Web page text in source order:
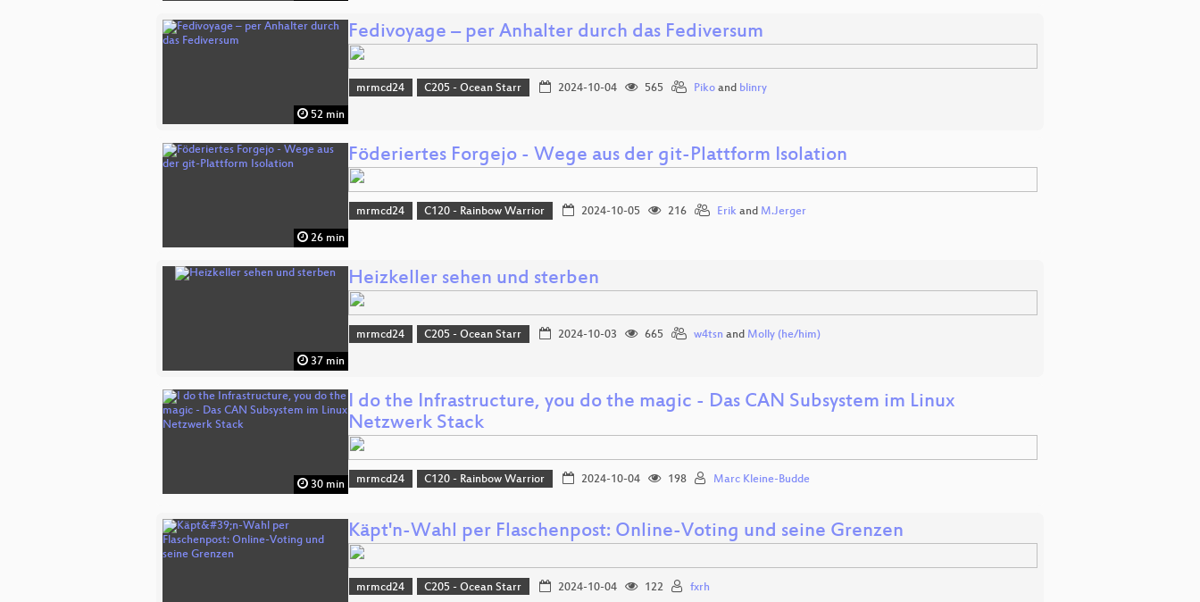
52 min
Fedivoyage – per Anhalter durch das Fediversum
mrmcd24 C205 - Ocean Starr 2024-10-04 565 Pikoand blinry
26 min
Föderiertes Forgejo - Wege aus der git-Plattform Isolation
mrmcd24 C120 - Rainbow Warrior 2024-10-05 216 Erikand M.Jerger
37 min
Heizkeller sehen und sterben
mrmcd24 C205 - Ocean Starr 2024-10-03 665 w4tsn and Molly (he/him)
30 min
I do the Infrastructure, you do the magic - Das CAN Subsystem im Linux
Netzwerk Stack
mrmcd24 C120 - Rainbow Warrior 2024-10-04 198 Marc Kleine-Budde
Käpt'n-Wahl per Flaschenpost: Online-Voting und seine Grenzen
mrmcd24 C205 - Ocean Starr 2024-10-04 122 fxrh